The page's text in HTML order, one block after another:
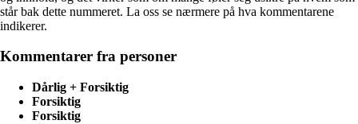
står bak dette nummeret. La oss se nærmere på hva kommentarene
indikerer.
Kommentarer fra personer
Dårlig + Forsiktig
Forsiktig
Forsiktig